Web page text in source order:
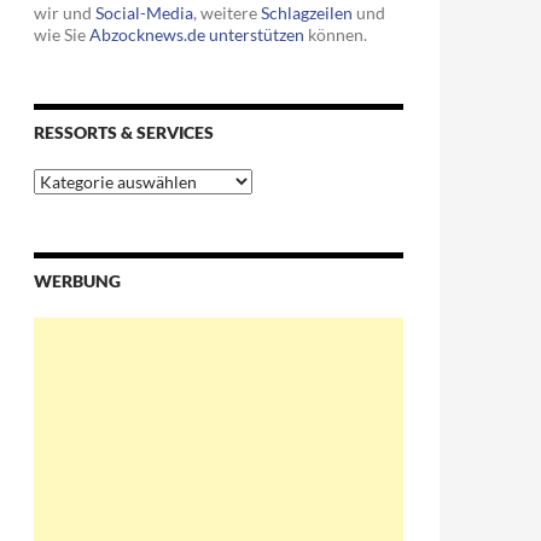
wir und Social-Media, weitereSchlagzeilen und
wie SieAbzocknews.de unterstützen können.
RESSORTS & SERVICES
Ressorts
&
WERBUNG